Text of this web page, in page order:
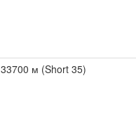
33700 м (Short 35)